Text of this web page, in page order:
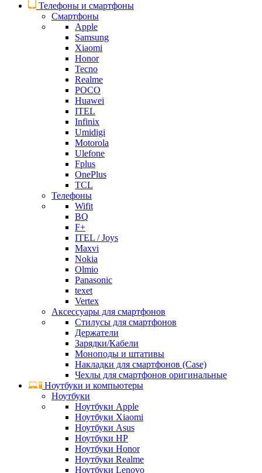
Телефоны и смартфоны
Смартфоны
Apple
Samsung
Xiaomi
Honor
Tecno
Realme
POCO
Huawei
ITEL
Infinix
Umidigi
Motorola
Ulefone
Fplus
OnePlus
TCL
Телефоны
Wifit
BQ
F+
ITEL / Joys
Maxvi
Nokia
Olmio
Panasonic
texet
Vertex
Аксессуары для смартфонов
Стилусы для смартфонов
Держатели
Зарядки/Кабели
Моноподы и штативы
Накладки для смартфонов (Case)
Чехлы для смартфонов оригинальные
Ноутбуки и компьютеры
Ноутбуки
Ноутбуки Apple
Ноутбуки Xiaomi
Ноутбуки Asus
Ноутбуки HP
Ноутбуки Honor
Ноутбуки Realme
Ноутбуки Lenovo